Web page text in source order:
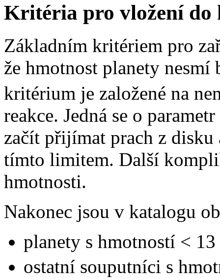
Kritéria pro vložení do
Základním kritériem pro
že hmotnost planety
kritérium je založené na
reakce. Jedná se o
začít přijímat prach z disku
tímto limitem. Další
hmotnosti.
Nakonec jsou v katalogu
planety s hmotností <
ostatní souputníci s